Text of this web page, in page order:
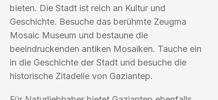
bieten. Die Stadt ist reich an Kultur und
Geschichte. Besuche das berühmte Zeugma
Mosaic Museum und bestaune die
beeindruckenden antiken Mosaiken. Tauche ein
in die Geschichte der Stadt und besuche die
historische Zitadelle von Gaziantep.